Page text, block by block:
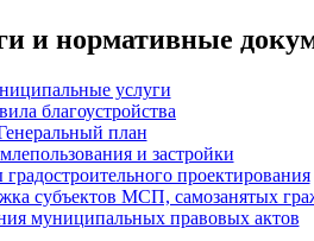
и нормативные
услуги
благоустройства
план
и застройки
проектирования
субъектов МСП, самозанятых
муниципальных правовых актов